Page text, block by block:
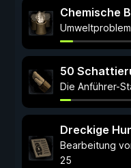
Chemische
50
Die Anführer-
Dreckige
Bearbeitung
25